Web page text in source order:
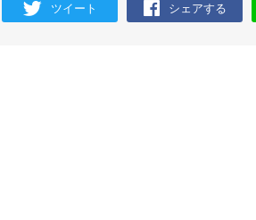
ツイート シェアする